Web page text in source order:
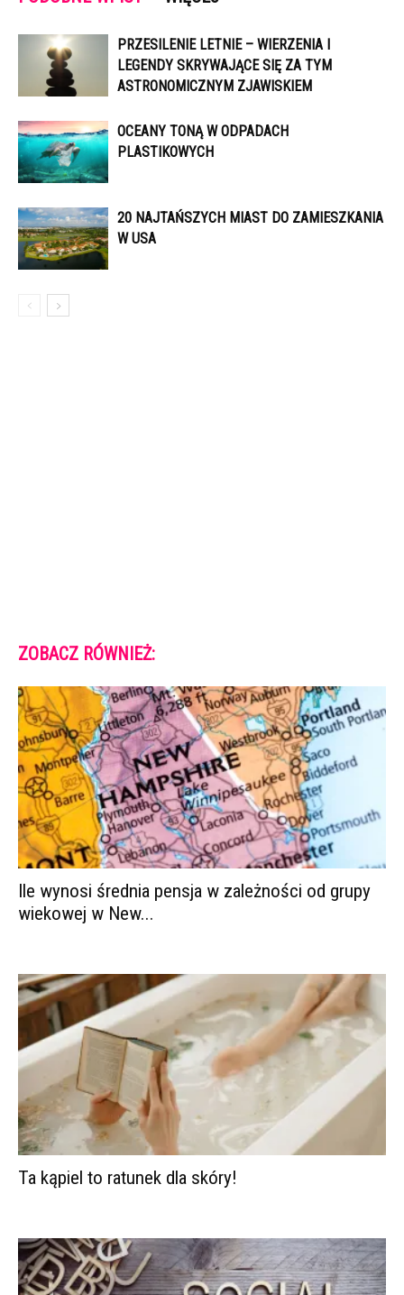
PRZESILENIE LETNIE – WIERZENIA I
LEGENDY SKRYWAJĄCE SIĘ ZA TYM
ASTRONOMICZNYM ZJAWISKIEM
OCEANY TONĄ W ODPADACH
PLASTIKOWYCH
20 NAJTAŃSZYCH MIAST DO ZAMIESZKANIA
W USA
ZOBACZ RÓWNIEŻ:
Ile wynosi średnia pensja w zależności od grupy
wiekowej w New...
Ta kąpiel to ratunek dla skóry!